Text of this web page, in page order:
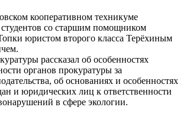
кооперативном техникуме
студентов со старшим помощником
юристом второго класса Терёхиным
рассказал об особенностях
органов прокуратуры за
об основаниях и особенностях
и юридических лиц к ответственности
в сфере экологии.